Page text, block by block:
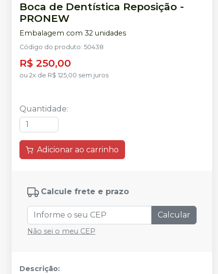
Boca de Dentística Reposição -
PRONEW
Embalagem com 32 unidades
Código do produto: 50438
R$ 250,00
ou 2x de R$ 125,00 sem juros
Quantidade:
Adicionar ao carrinho
Calcule frete e prazo
Calcular
Não sei o meu CEP
Descrição: